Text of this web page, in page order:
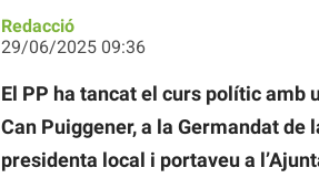
Redacció
29/06/2025 09:36
El PP ha tancat el curs polític amb
Can Puiggener, a la Germandat de
presidenta local i portaveu a